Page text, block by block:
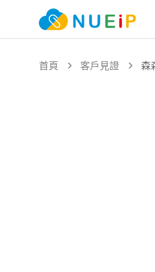
首頁 客戶見證 森